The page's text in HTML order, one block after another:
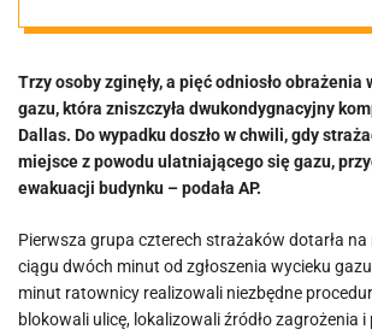
osoby
wyniku
eksplozji
Trzy osoby zginęły, a pięć odniosło obrażenia
gazu, która zniszczyła dwukondygnacyjny
Dallas. Do wypadku doszło w chwili, gdy
miejsce z powodu ulatniającego się gazu,
ewakuacji budynku – podała AP.
Pierwsza grupa czterech strażaków dotarła na
ciągu dwóch minut od zgłoszenia wycieku
minut ratownicy realizowali niezbędne
blokowali ulicę, lokalizowali źródło zagrożenia